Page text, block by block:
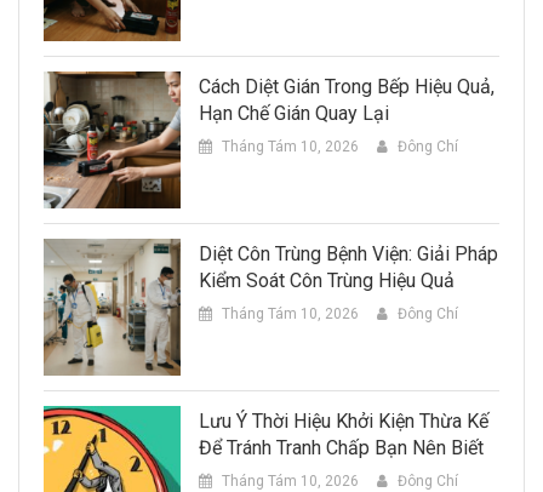
Cách Diệt Gián Trong Bếp Hiệu Quả,
Hạn Chế Gián Quay Lại
Tháng Tám 10, 2026 Đông Chí
Diệt Côn Trùng Bệnh Viện: Giải Pháp
Kiểm Soát Côn Trùng Hiệu Quả
Tháng Tám 10, 2026 Đông Chí
Lưu Ý Thời Hiệu Khởi Kiện Thừa Kế
Để Tránh Tranh Chấp Bạn Nên Biết
Tháng Tám 10, 2026 Đông Chí